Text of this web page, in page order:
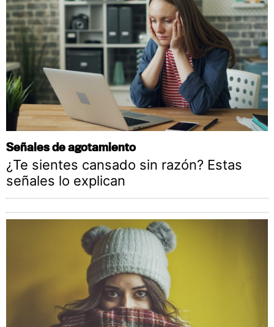
Señales de agotamiento
¿Te sientes cansado sin razón? Estas
señales lo explican